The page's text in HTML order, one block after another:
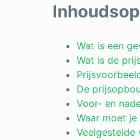
Wat is een
Wat is de
De
Voor- en
Waar moet
Veelgestelde